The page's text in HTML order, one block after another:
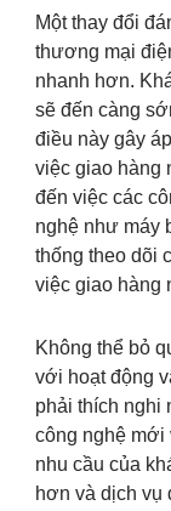
Một thay đổi
thương mại
nhanh hơn.
sẽ đến càng
điều này gây
việc giao hàng
đến việc các
nghệ như máy
thống theo dõi
việc giao hàng
Không thể bỏ
với hoạt động
phải thích nghi
công nghệ mới
nhu cầu của
hơn và dịch vụ